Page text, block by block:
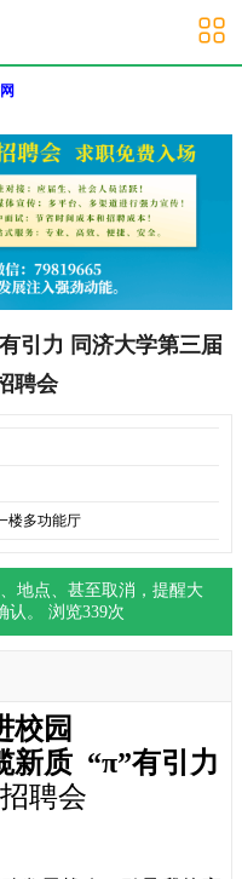
引力 同济大学第三届
聘会
楼多功能厅
地点、甚至取消，提醒大
认。 浏览339次
校园
新质 “π”有引力
招聘会